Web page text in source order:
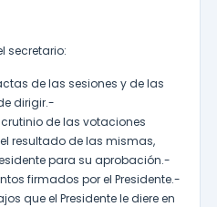
secretario:
de las sesiones y de las
dirigir.-
de las votaciones
resultado de las mismas,
para su aprobación.-
firmados por el Presidente.-
que el Presidente le diere en